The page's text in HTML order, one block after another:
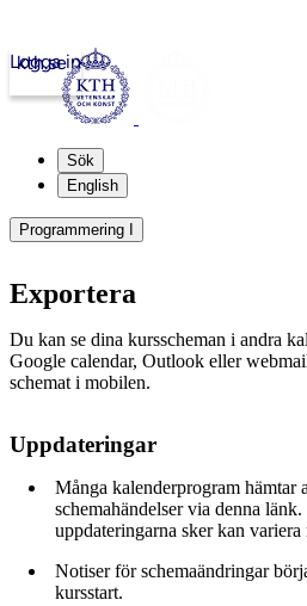
kth.se
Logga in
Sök
English
Programmering I
Exportera
Du kan se dina kursscheman i andra
Google calendar, Outlook eller
schemat i mobilen.
Uppdateringar
Många kalenderprogram hämtar
schemahändelser via denna
uppdateringarna sker kan
Notiser för schemaändringar
kursstart.